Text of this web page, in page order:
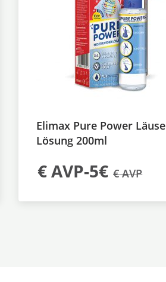
Elimax Pure Power Läuse
Lösung 200ml
€AVP-5€ €AVP